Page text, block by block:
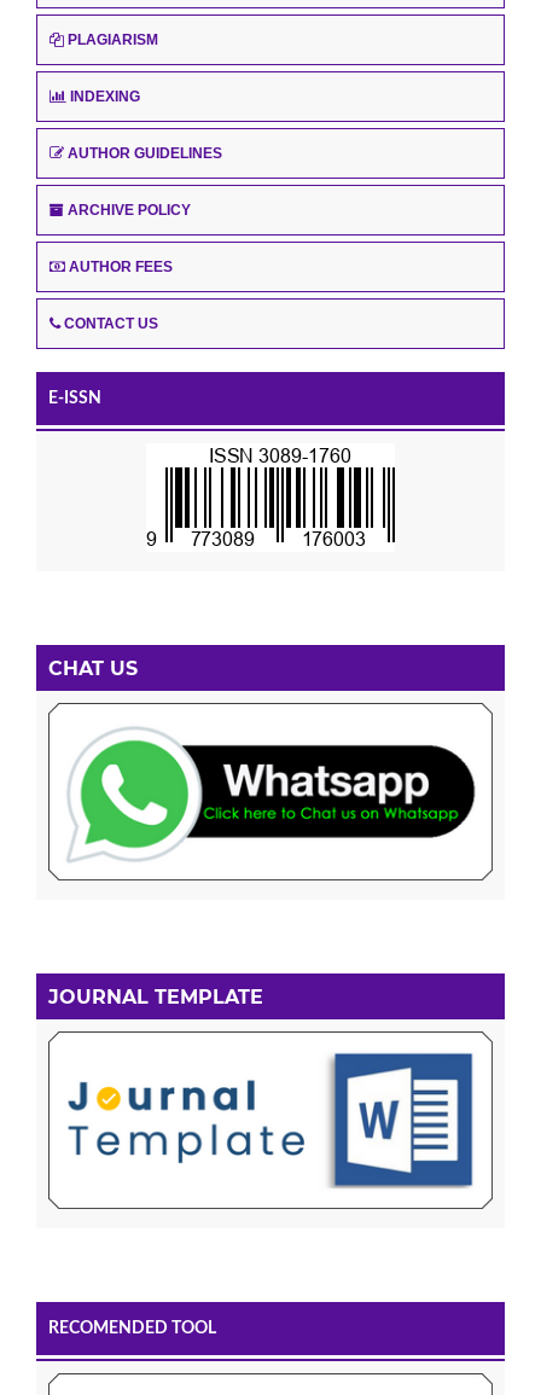
PLAGIARISM
INDEXING
AUTHOR GUIDELINES
ARCHIVE POLICY
AUTHOR FEES
CONTACT US
E-ISSN
CHAT US
JOURNAL TEMPLATE
RECOMENDED TOOL